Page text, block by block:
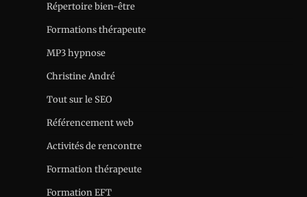
Répertoire bien-être
Formations thérapeute
MP3 hypnose
Christine André
Tout sur le SEO
Référencement web
Activités de rencontre
Formation thérapeute
Formation EFT